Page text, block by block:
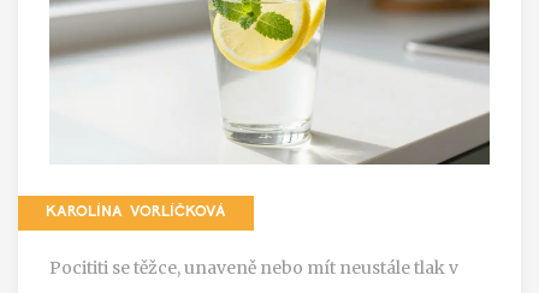
KAROLÍNA VORLÍČKOVÁ
Pocititi se těžce, unaveně nebo mít neustále tlak v